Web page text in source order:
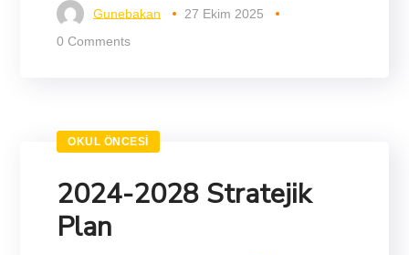
Gunebakan
27 Ekim 2025
0 Comments
OKUL ÖNCESI
2024-2028 Stratejik
Plan